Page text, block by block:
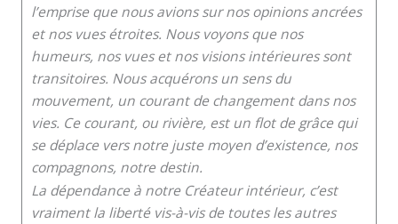
l’emprise que nous avions sur nos opinions ancrées
et nos vues étroites. Nous voyons que nos
humeurs, nos vues et nos visions intérieures sont
transitoires. Nous acquérons un sens du
mouvement, un courant de changement dans nos
vies. Ce courant, ou rivière, est un flot de grâce qui
se déplace vers notre juste moyen d’existence, nos
compagnons, notre destin.
La dépendance à notre Créateur intérieur, c’est
vraiment la liberté vis-à-vis de toutes les autres